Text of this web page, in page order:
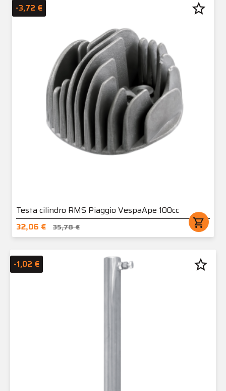
Testa cilindro RMS Piaggio VespaApe 100cc
32,06 €
35,78 € shopping_cart
-3,72 € star_border
-1,02 € star_border